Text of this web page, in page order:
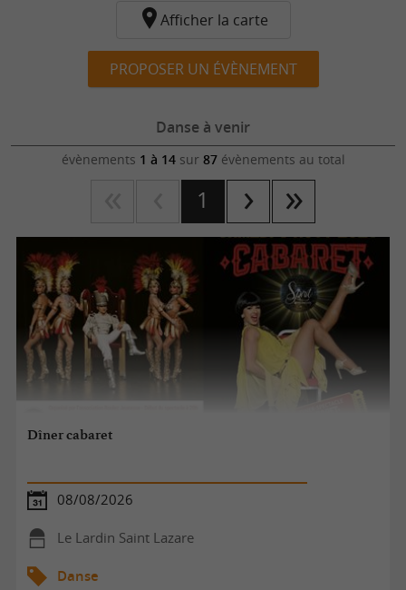
Afficher la carte
PROPOSER UN ÉVÈNEMENT
Danse à venir
évènements 1 à 14sur 87évènements au total
1
Dîner cabaret
08/08/2026
Le Lardin Saint Lazare
Danse